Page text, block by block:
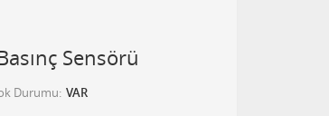
Sensörü
Durumu VAR